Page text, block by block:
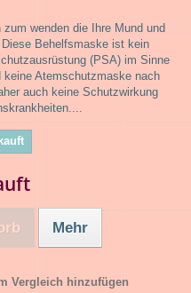
wenden die Ihre Mund und
Behelfsmaske ist kein
(PSA) im Sinne
keine Atemschutzmaske nach
auch keine Schutzwirkung
Mehr
Vergleich hinzufügen